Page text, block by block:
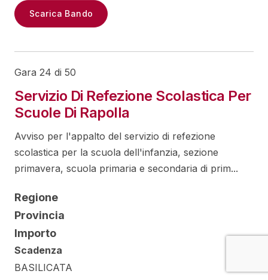
Scarica Bando
Gara 24 di 50
Servizio Di Refezione Scolastica Per
Scuole Di Rapolla
Avviso per l'appalto del servizio di refezione
scolastica per la scuola dell'infanzia, sezione
primavera, scuola primaria e secondaria di prim...
Regione
Provincia
Importo
Scadenza
BASILICATA